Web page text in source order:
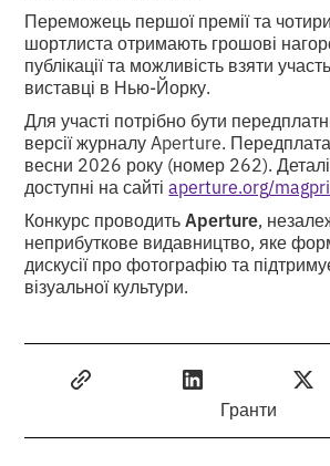
Переможець першої премії та
шортлиста отримають грошові
публікації та можливість взяти
виставці в Нью-Йорку.
Для участі потрібно бути
версії журналу Aperture.
весни 2026 року (номер 262).
доступні на сайтіaperture.org/
Конкурс проводитьAperture,
неприбуткове видавництво, яке
дискусії про фотографію та
візуальної культури.
Гранти